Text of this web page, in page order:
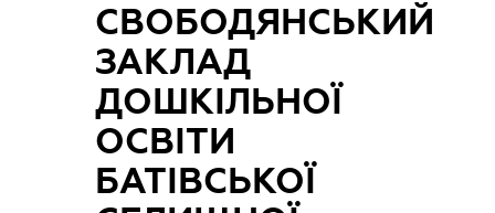
СВОБОДЯНСЬКИЙ
ЗАКЛАД
ДОШКІЛЬНОЇ
ОСВІТИ
БАТІВСЬКОЇ